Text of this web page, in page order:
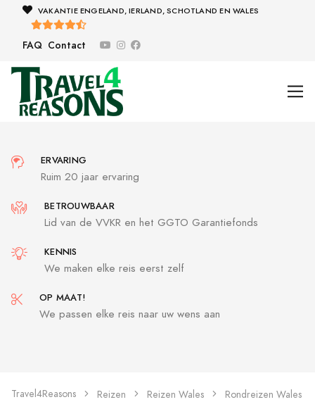
VAKANTIE ENGELAND, IERLAND, SCHOTLAND EN WALES
FAQ Contact
ERVARING
Ruim 20 jaar ervaring
BETROUWBAAR
Lid van de VVKR en het GGTO Garantiefonds
KENNIS
We maken elke reis eerst zelf
OP MAAT!
We passen elke reis naar uw wens aan
Travel4Reasons Reizen Reizen Wales
Rondreizen Wales